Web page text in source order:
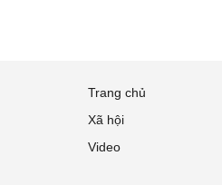
Trang chủ
Xã hội
Video